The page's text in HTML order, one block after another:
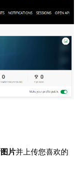
片并上传您喜欢的